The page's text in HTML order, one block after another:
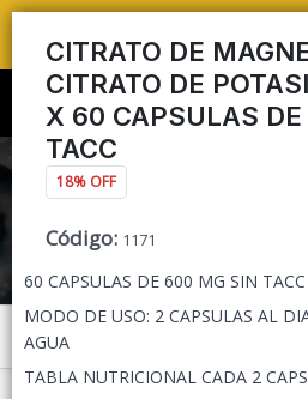
CITRATO DE
CITRATO DE
X 60 CAPSULAS
TACC
18% OFF
Código: 1171
60 CAPSULAS DE 600 MG SIN TACC
MODO DE USO: 2 CAPSULAS AL
AGUA
TABLA NUTRICIONAL CADA 2
PEDIDOS MAYORISTAS 🛒🔥 ENVÍOS
CÓMO COMPRAR
QUIÉNES SOMOS
TIENDA MINORISTA
CONTACTO
Menú